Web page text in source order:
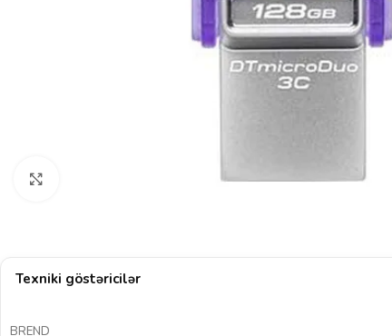
Texniki göstəricilər
BREND